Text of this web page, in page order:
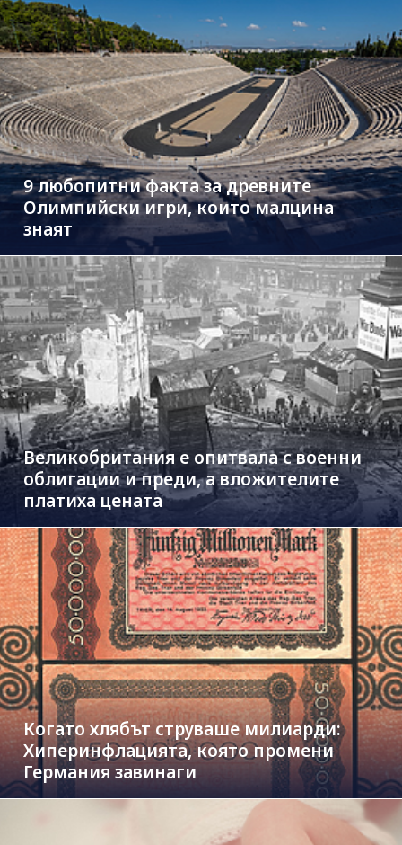
9 любопитни факта за древните
Олимпийски игри, които малцина
знаят
Великобритания е опитвала с военни
облигации и преди, а вложителите
платиха цената
Когато хлябът струваше милиарди:
Хиперинфлацията, която промени
Германия завинаги